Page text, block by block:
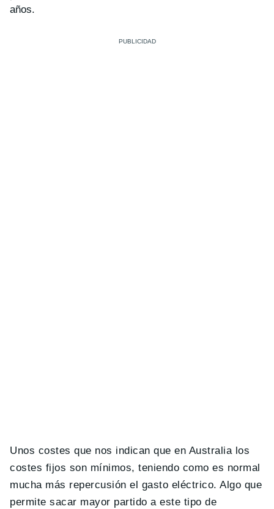
años.
Unos costes que nos indican que en Australia los
costes fijos son mínimos, teniendo como es normal
mucha más repercusión el gasto eléctrico. Algo que
permite sacar mayor partido a este tipo de